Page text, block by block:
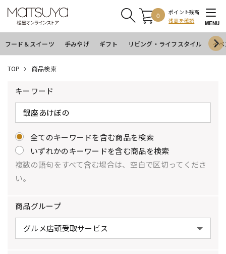
0
ポイント残高
残高を確認
MENU
フード＆スイーツ 手みやげ ギフト リビング・ライフスタイル イ
TOP 商品検索
キーワード
全てのキーワードを含む商品を検索
いずれかのキーワードを含む商品を検索
複数の語句をすべて含む場合は、空白で区切ってくださ
い。
商品グループ